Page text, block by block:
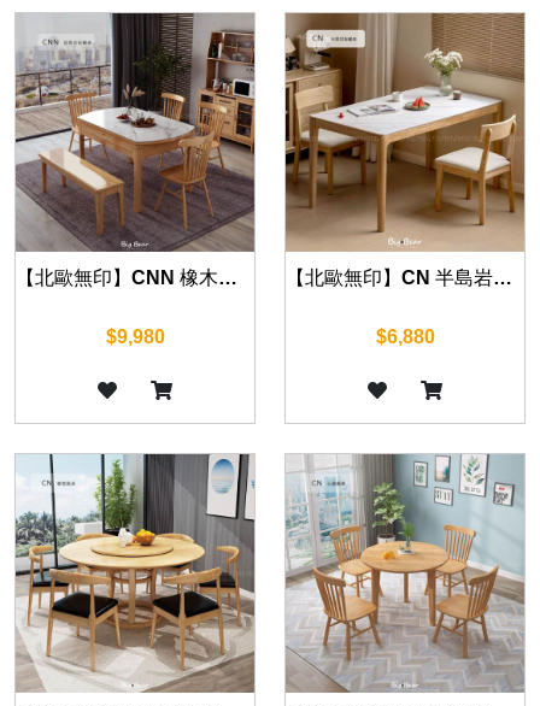
【北歐無印】CNN 橡木延伸餐桌 120cm/135cm
$9,980
【北歐無印】CN 半島岩板餐桌 120cm/130cm/140cm/160cm
$6,880